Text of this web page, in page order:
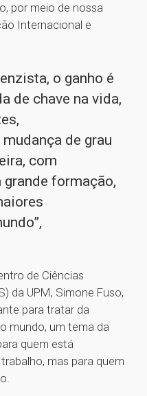
por meio de nossa
Internacional e
o ganho é
de chave na vida,
de grau
com
formação,
de Ciências
da UPM, Simone Fuso,
para tratar da
mundo, um tema da
quem está
mas para quem